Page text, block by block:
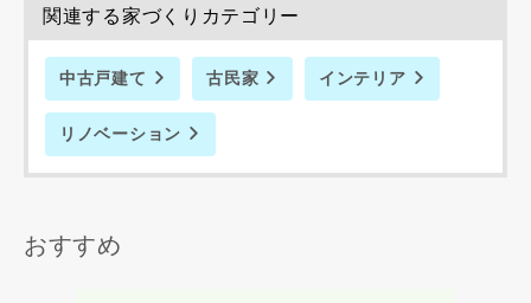
関連する家づくりカテゴリー
中古戸建て 古民家 インテリア
リノベーション
おすすめ
た情報を利用します。
当社はお客様からいただいた個人情報を，お客様が指定され
た専門家へ提供すること、または当社サービスのご案内のた
当社は、本サービス又は利用契約に関し，お客様に発生した
損害について、債務不履行責任、不法行為責任、その他の法
律上の請求原因の如何を問わず賠償の責任を負わないものと
の間で生じた紛争等について一切責任を負わないものとしま